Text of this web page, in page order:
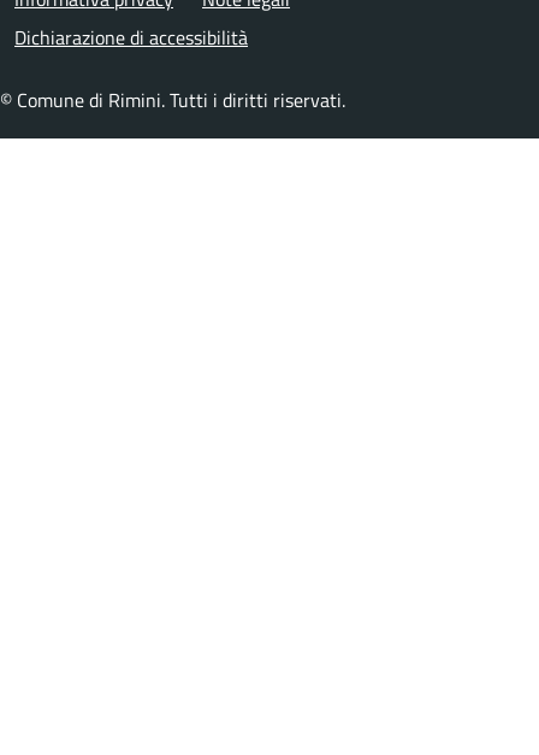
Dichiarazione di accessibilità
© Comune di Rimini. Tutti i diritti riservati.